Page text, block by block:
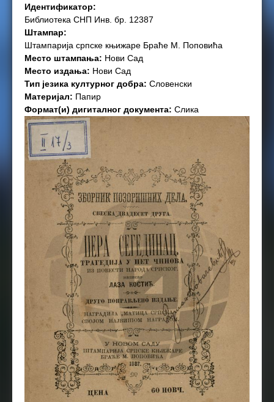
Идентификатор:
Библиотека СНП Инв. бр. 12387
Штампар:
Штампарија српске књижаре Браће М. Поповића
Место штампања: Нови Сад
Место издања: Нови Сад
Тип језика културног добра: Словенски
Материјал: Папир
Формат(и) дигиталног документа: Слика